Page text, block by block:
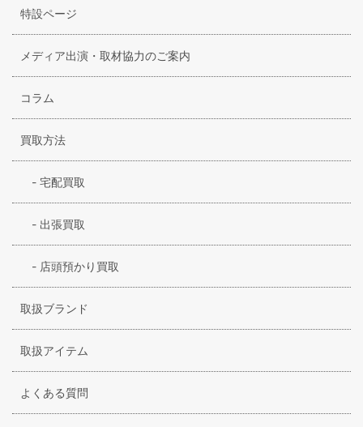
わりを強く見ることのできるブランドでもあります。
特設ページ
メディア出演・取材協力のご案内
コラム
買取方法
- 宅配買取
- 出張買取
- 店頭預かり買取
取扱ブランド
取扱アイテム
よくある質問